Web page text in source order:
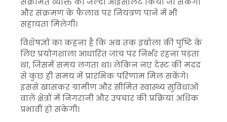
और संक्रमण के फैलाव पर नियंत्रण पाने में भी
सहायता मिलेगी।
विशेषज्ञों का कहना है कि अब तक इबोला की पुष्टि के
लिए प्रयोगशाला आधारित जांच पर निर्भर रहना पड़ता
था, जिसमें समय लगता था। लेकिन नए टेस्ट की मदद
से कुछ ही समय में प्रारंभिक परिणाम मिल सकेंगे।
इससे खासकर ग्रामीण और सीमित स्वास्थ्य सुविधाओं
वाले क्षेत्रों में निगरानी और उपचार की प्रक्रिया अधिक
प्रभावी हो सकेगी।